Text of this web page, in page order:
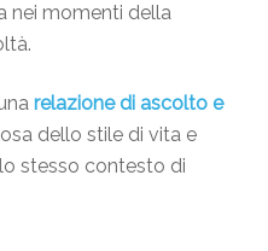
nei momenti della
relazione di ascolto e
dello stile di vita e
stesso contesto di